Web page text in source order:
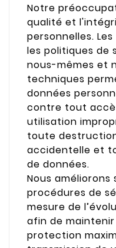
Notre
qualité et
personnelles.
les politiques de
nous-mêmes et
techniques
données
contre tout
utilisation
toute
accidentelle et
de données.
Nous améliorons
procédures de
mesure de
afin de
protection